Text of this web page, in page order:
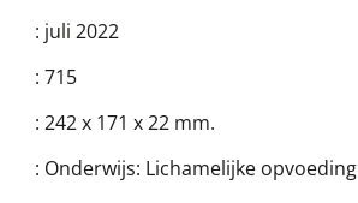
: juli 2022
: 715
: 242 x 171 x 22 mm.
: Onderwijs: Lichamelijke opvoeding